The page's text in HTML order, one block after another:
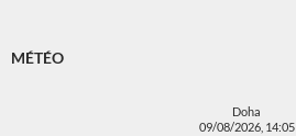
MÉTÉO
Doha
09/08/2026, 14:05